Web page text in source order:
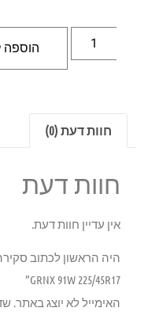
הוספה
חוות דעת (0)
חוות דעת
אין עדיין חוות דעת.
GRNX 91W 225/45R17”
האימייל לא יוצג באתר.